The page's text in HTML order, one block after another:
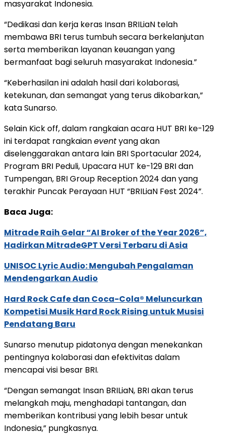
masyarakat Indonesia.
“Dedikasi dan kerja keras Insan BRILiaN telah
membawa BRI terus tumbuh secara berkelanjutan
serta memberikan layanan keuangan yang
bermanfaat bagi seluruh masyarakat Indonesia.”
“Keberhasilan ini adalah hasil dari kolaborasi,
ketekunan, dan semangat yang terus dikobarkan,”
kata Sunarso.
Selain Kick off, dalam rangkaian acara HUT BRI ke-129
ini terdapat rangkaianeventyang akan
diselenggarakan antara lain BRI Sportacular 2024,
Program BRI Peduli, Upacara HUT ke-129 BRI dan
Tumpengan, BRI Group Reception 2024 dan yang
terakhir Puncak Perayaan HUT “BRILiaN Fest 2024”.
Baca Juga:
Mitrade Raih Gelar “AI Broker of the Year 2026”,
Hadirkan MitradeGPT Versi Terbaru di Asia
UNISOC Lyric Audio: Mengubah Pengalaman
Mendengarkan Audio
Hard Rock Cafe dan Coca-Cola® Meluncurkan
Kompetisi Musik Hard Rock Rising untuk Musisi
Pendatang Baru
Sunarso menutup pidatonya dengan menekankan
pentingnya kolaborasi dan efektivitas dalam
mencapai visi besar BRI.
“Dengan semangat Insan BRILiaN, BRI akan terus
melangkah maju, menghadapi tantangan, dan
memberikan kontribusi yang lebih besar untuk
Indonesia,” pungkasnya.